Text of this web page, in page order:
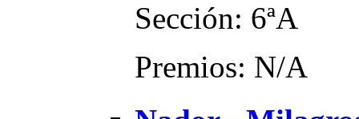
Sección: 6ªA
Premios: N/A